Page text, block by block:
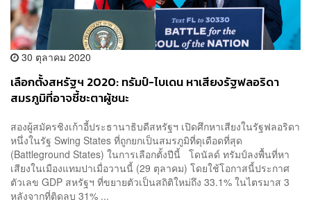
30 ตุลาคม 2020
เลือกตั้งสหรัฐฯ 2020: ทรัมป์-ไบเดน หาเสียงรัฐฟลอริดา
สมรภูมิที่อาจชี้ชะตาผู้ชนะ
สองผู้สมัครชิงเก้าอี้ประธานาธิบดีสหรัฐฯ เปิดศึกหาเสียงในรัฐฟลอริดา
หนึ่งในรัฐ Swing States ที่ถูกยกเป็นสมรภูมิที่ดุเดือดที่สุด
(Battleground States) ในการเลือกตั้งปีนี้ โดนัลด์ ทรัมป์ลงพื้นที่หา
เสียงในเมืองแทมปาเมื่อวานนี้ (29 ตุลาคม) โดยใช้โอกาสนี้ประกาศ
ตัวเลข GDP สหรัฐฯ ที่ขยายตัวเป็นสถิติใหม่ถึง 33.1% ในไตรมาส 3
หลังจากที่ติดลบ 31% ...